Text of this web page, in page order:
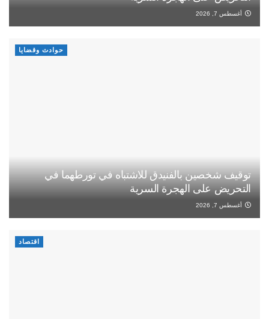
أغسطس 7, 2026
حوادث وقضايا
توقيف شخصين بالفنيدق للاشتباه في تورطهما في
التحريض على الهجرة السرية
أغسطس 7, 2026
اقتصاد